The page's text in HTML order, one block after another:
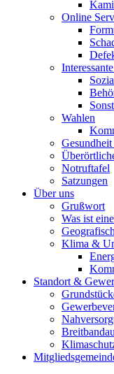
Online
Wahlen
Notruftafel
Satzungen
Über uns
Grußwort
Was ist
Klima &
Standort &